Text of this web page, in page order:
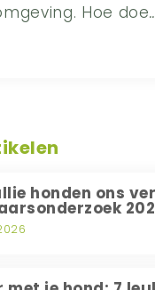
honden ons
Hoe doe